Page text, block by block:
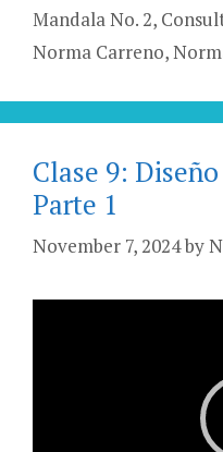
Mandala No. 2,
Norma Carreno,
Clase 9:
Parte 1
November 7, 2024by